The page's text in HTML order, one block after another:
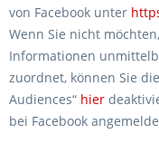
von Facebook unter
Wenn Sie nicht
Informationen
zuordnet, können Sie
Audiences“ hier
bei Facebook